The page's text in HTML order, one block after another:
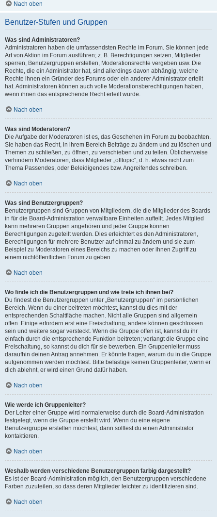
Nach oben
Benutzer-Stufen und Gruppen
Was sind Administratoren?
Administratoren haben die umfassendsten Rechte im Forum. Sie können jede
Art von Aktion im Forum ausführen; z. B. Berechtigungen setzen, Mitglieder
sperren, Benutzergruppen erstellen, Moderationsrechte vergeben usw. Die
Rechte, die ein Administrator hat, sind allerdings davon abhängig, welche
Rechte ihnen ein Gründer des Forums oder ein anderer Administrator erteilt
hat. Administratoren können auch volle Moderationsberechtigungen haben,
wenn ihnen das entsprechende Recht erteilt wurde.
Nach oben
Was sind Moderatoren?
Die Aufgabe der Moderatoren ist es, das Geschehen im Forum zu beobachten.
Sie haben das Recht, in ihrem Bereich Beiträge zu ändern und zu löschen und
Themen zu schließen, zu öffnen, zu verschieben und zu teilen. Üblicherweise
verhindern Moderatoren, dass Mitglieder „offtopic“, d. h. etwas nicht zum
Thema Passendes, oder Beleidigendes bzw. Angreifendes schreiben.
Nach oben
Was sind Benutzergruppen?
Benutzergruppen sind Gruppen von Mitgliedern, die die Mitglieder des Boards
in für die Board-Administration verwaltbare Einheiten aufteilt. Jedes Mitglied
kann mehreren Gruppen angehören und jeder Gruppe können
Berechtigungen zugeteilt werden. Dies erleichtert es den Administratoren,
Berechtigungen für mehrere Benutzer auf einmal zu ändern und sie zum
Beispiel zu Moderatoren eines Bereichs zu machen oder ihnen Zugriff zu
einem nichtöffentlichen Forum zu geben.
Nach oben
Wo finde ich die Benutzergruppen und wie trete ich ihnen bei?
Du findest die Benutzergruppen unter „Benutzergruppen“ im persönlichen
Bereich. Wenn du einer beitreten möchtest, kannst du dies mit der
entsprechenden Schaltfläche machen. Nicht alle Gruppen sind allgemein
offen. Einige erfordern erst eine Freischaltung, andere können geschlossen
sein und weitere sogar versteckt. Wenn die Gruppe offen ist, kannst du ihr
einfach durch die entsprechende Funktion beitreten; verlangt die Gruppe eine
Freischaltung, so kannst du dich für sie bewerben. Ein Gruppenleiter muss
daraufhin deinen Antrag annehmen. Er könnte fragen, warum du in die Gruppe
aufgenommen werden möchtest. Bitte belästige keinen Gruppenleiter, wenn er
dich ablehnt, er wird einen Grund dafür haben.
Nach oben
Wie werde ich Gruppenleiter?
Der Leiter einer Gruppe wird normalerweise durch die Board-Administration
festgelegt, wenn die Gruppe erstellt wird. Wenn du eine eigene
Benutzergruppe erstellen möchtest, dann solltest du einen Administrator
kontaktieren.
Nach oben
Weshalb werden verschiedene Benutzergruppen farbig dargestellt?
Es ist der Board-Administration möglich, den Benutzergruppen verschiedene
Farben zuzuteilen, so dass deren Mitglieder leichter zu identifizieren sind.
Nach oben